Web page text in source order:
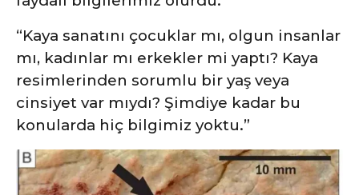
“Kaya sanatını çocuklar mı, olgun insanlar
mı, kadınlar mı erkekler mi yaptı? Kaya
resimlerinden sorumlu bir yaş veya
cinsiyet var mıydı? Şimdiye kadar bu
konularda hiç bilgimiz yoktu.”